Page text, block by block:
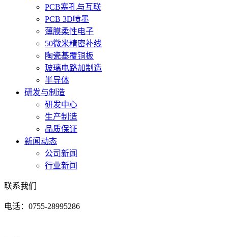
PCB塞孔与互联
PCB 3D喷墨
薄膜柔性电子
50微米精密补线
陶瓷基覆铜板
玻璃电路加制造
半导体
研发与制造
研发中心
生产制造
品质保证
新闻动态
公司新闻
行业新闻
联系我们
电话：0755-28995286